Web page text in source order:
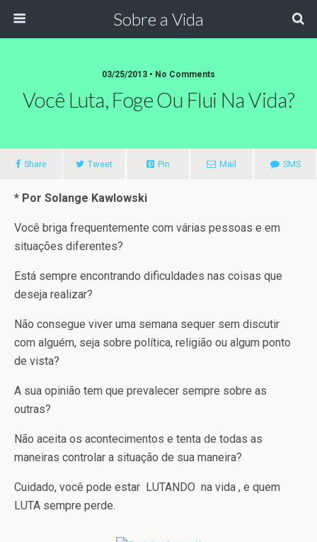
Sobre a Vida
03/25/2013 • No Comments
Você Luta, Foge Ou Flui Na Vida?
Share Tweet Pin Mail SMS
* Por Solange Kawlowski
Você briga frequentemente com várias pessoas e em
situações diferentes?
Está sempre encontrando dificuldades nas coisas que
deseja realizar?
Não consegue viver uma semana sequer sem discutir
com alguém, seja sobre política, religião ou algum ponto
de vista?
A sua opinião tem que prevalecer sempre sobre as
outras?
Não aceita os acontecimentos e tenta de todas as
maneiras controlar a situação de sua maneira?
Cuidado, você pode estar LUTANDO na vida , e quem
LUTA sempre perde.